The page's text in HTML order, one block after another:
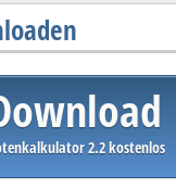
2.2 kostenlos